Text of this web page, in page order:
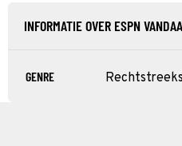
INFORMATIE OVER ESPN
GENRE